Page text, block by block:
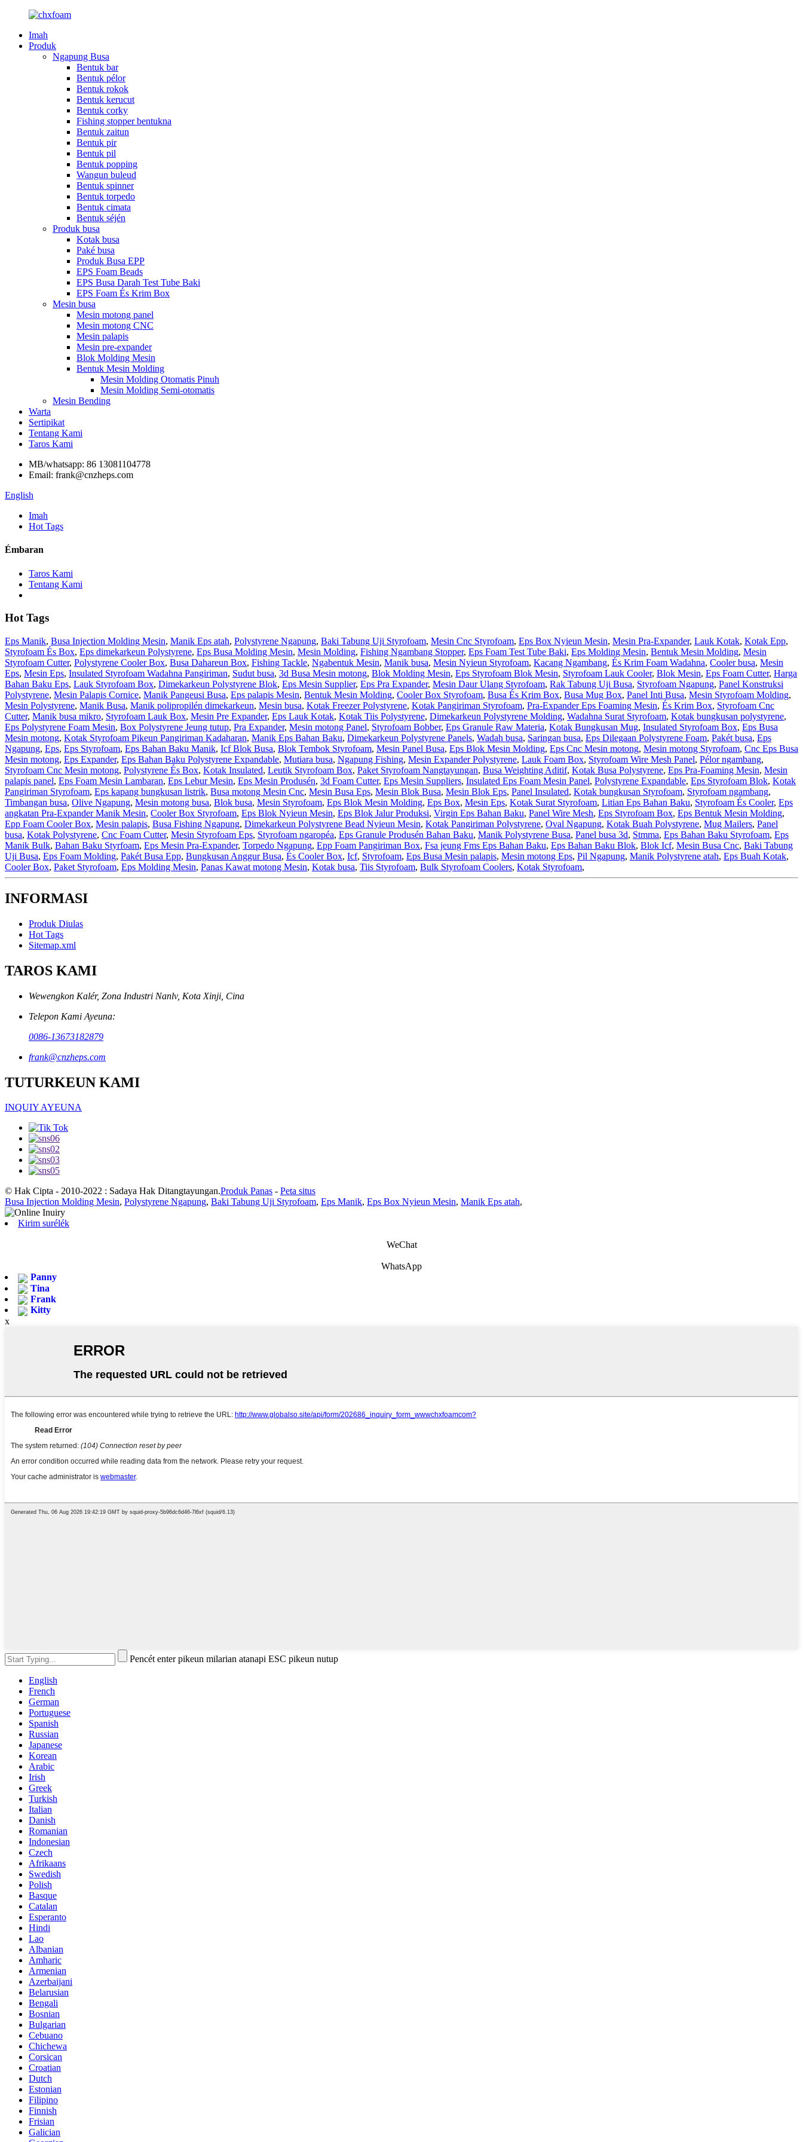
Imah
Produk
Ngapung Busa
Bentuk bar
Bentuk pélor
Bentuk rokok
Bentuk kerucut
Bentuk corky
Fishing stopper bentukna
Bentuk zaitun
Bentuk pir
Bentuk pil
Bentuk popping
Wangun buleud
Bentuk spinner
Bentuk torpedo
Bentuk cimata
Bentuk séjén
Produk busa
Kotak busa
Paké busa
Produk Busa EPP
EPS Foam Beads
EPS Busa Darah Test Tube Baki
EPS Foam És Krim Box
Mesin busa
Mesin motong panel
Mesin motong CNC
Mesin palapis
Mesin pre-expander
Blok Molding Mesin
Bentuk Mesin Molding
Mesin Molding Otomatis Pinuh
Mesin Molding Semi-otomatis
Mesin Bending
Warta
Sertipikat
Tentang Kami
Taros Kami
MB/whatsapp: 86 13081104778
Email: frank@cnzheps.com
English
Imah
Hot Tags
Émbaran
Taros Kami
Tentang Kami
Hot Tags
Eps Manik, Busa Injection Molding Mesin, Manik Eps atah, Polystyrene Ngapung, Baki Tabung Uji Styrofoam, Mesin Cnc Styrofoam, Eps Box Nyieun Mesin, Mesin Pra-Expander, Lauk Kotak, Kotak Epp,
Styrofoam És Box, Eps dimekarkeun Polystyrene, Eps Busa Molding Mesin, Mesin Molding, Fishing Ngambang Stopper, Eps Foam Test Tube Baki, Eps Molding Mesin, Bentuk Mesin Molding, Mesin
Styrofoam Cutter, Polystyrene Cooler Box, Busa Dahareun Box, Fishing Tackle, Ngabentuk Mesin, Manik busa, Mesin Nyieun Styrofoam, Kacang Ngambang, És Krim Foam Wadahna, Cooler busa, Mesin
Eps, Mesin Eps, Insulated Styrofoam Wadahna Pangiriman, Sudut busa, 3d Busa Mesin motong, Blok Molding Mesin, Eps Styrofoam Blok Mesin, Styrofoam Lauk Cooler, Blok Mesin, Eps Foam Cutter, Harga
Bahan Baku Eps, Lauk Styrofoam Box, Dimekarkeun Polystyrene Blok, Eps Mesin Supplier, Eps Pra Expander, Mesin Daur Ulang Styrofoam, Rak Tabung Uji Busa, Styrofoam Ngapung, Panel Konstruksi
Polystyrene, Mesin Palapis Cornice, Manik Pangeusi Busa, Eps palapis Mesin, Bentuk Mesin Molding, Cooler Box Styrofoam, Busa És Krim Box, Busa Mug Box, Panel Inti Busa, Mesin Styrofoam Molding,
Mesin Polystyrene, Manik Busa, Manik polipropilén dimekarkeun, Mesin busa, Kotak Freezer Polystyrene, Kotak Pangiriman Styrofoam, Pra-Expander Eps Foaming Mesin, És Krim Box, Styrofoam Cnc
Cutter, Manik busa mikro, Styrofoam Lauk Box, Mesin Pre Expander, Eps Lauk Kotak, Kotak Tiis Polystyrene, Dimekarkeun Polystyrene Molding, Wadahna Surat Styrofoam, Kotak bungkusan polystyrene,
Eps Polystyrene Foam Mesin, Box Polystyrene Jeung tutup, Pra Expander, Mesin motong Panel, Styrofoam Bobber, Eps Granule Raw Materia, Kotak Bungkusan Mug, Insulated Styrofoam Box, Eps Busa
Mesin motong, Kotak Styrofoam Pikeun Pangiriman Kadaharan, Manik Eps Bahan Baku, Dimekarkeun Polystyrene Panels, Wadah busa, Saringan busa, Eps Dilegaan Polystyrene Foam, Pakét busa, Eps
Ngapung, Eps, Eps Styrofoam, Eps Bahan Baku Manik, Icf Blok Busa, Blok Tembok Styrofoam, Mesin Panel Busa, Eps Blok Mesin Molding, Eps Cnc Mesin motong, Mesin motong Styrofoam, Cnc Eps Busa
Mesin motong, Eps Expander, Eps Bahan Baku Polystyrene Expandable, Mutiara busa, Ngapung Fishing, Mesin Expander Polystyrene, Lauk Foam Box, Styrofoam Wire Mesh Panel, Pélor ngambang,
Styrofoam Cnc Mesin motong, Polystyrene És Box, Kotak Insulated, Leutik Styrofoam Box, Paket Styrofoam Nangtayungan, Busa Weighting Aditif, Kotak Busa Polystyrene, Eps Pra-Foaming Mesin, Mesin
palapis panel, Eps Foam Mesin Lambaran, Eps Lebur Mesin, Eps Mesin Produsén, 3d Foam Cutter, Eps Mesin Suppliers, Insulated Eps Foam Mesin Panel, Polystyrene Expandable, Eps Styrofoam Blok, Kotak
Pangiriman Styrofoam, Eps kapang bungkusan listrik, Busa motong Mesin Cnc, Mesin Busa Eps, Mesin Blok Busa, Mesin Blok Eps, Panel Insulated, Kotak bungkusan Styrofoam, Styrofoam ngambang,
Timbangan busa, Olive Ngapung, Mesin motong busa, Blok busa, Mesin Styrofoam, Eps Blok Mesin Molding, Eps Box, Mesin Eps, Kotak Surat Styrofoam, Litian Eps Bahan Baku, Styrofoam És Cooler, Eps
angkatan Pra-Expander Manik Mesin, Cooler Box Styrofoam, Eps Blok Nyieun Mesin, Eps Blok Jalur Produksi, Virgin Eps Bahan Baku, Panel Wire Mesh, Eps Styrofoam Box, Eps Bentuk Mesin Molding,
Epp Foam Cooler Box, Mesin palapis, Busa Fishing Ngapung, Dimekarkeun Polystyrene Bead Nyieun Mesin, Kotak Pangiriman Polystyrene, Oval Ngapung, Kotak Buah Polystyrene, Mug Mailers, Panel
busa, Kotak Polystyrene, Cnc Foam Cutter, Mesin Styrofoam Eps, Styrofoam ngaropéa, Eps Granule Produsén Bahan Baku, Manik Polystyrene Busa, Panel busa 3d, Stmma, Eps Bahan Baku Styrofoam, Eps
Manik Bulk, Bahan Baku Styrfoam, Eps Mesin Pra-Expander, Torpedo Ngapung, Epp Foam Pangiriman Box, Fsa jeung Fms Eps Bahan Baku, Eps Bahan Baku Blok, Blok Icf, Mesin Busa Cnc, Baki Tabung
Uji Busa, Eps Foam Molding, Pakét Busa Epp, Bungkusan Anggur Busa, És Cooler Box, Icf, Styrofoam, Eps Busa Mesin palapis, Mesin motong Eps, Pil Ngapung, Manik Polystyrene atah, Eps Buah Kotak,
Cooler Box, Paket Styrofoam, Eps Molding Mesin, Panas Kawat motong Mesin, Kotak busa, Tiis Styrofoam, Bulk Styrofoam Coolers, Kotak Styrofoam,
INFORMASI
Produk Diulas
Hot Tags
Sitemap.xml
TAROS KAMI
Wewengkon Kalér, Zona Industri Nanlv, Kota Xinji, Cina
Telepon Kami Ayeuna:
0086-13673182879
frank@cnzheps.com
TUTURKEUN KAMI
INQUIY AYEUNA
© Hak Cipta - 2010-2022 : Sadaya Hak Ditangtayungan.Produk Panas - Peta situs
Busa Injection Molding Mesin, Polystyrene Ngapung, Baki Tabung Uji Styrofoam, Eps Manik, Eps Box Nyieun Mesin, Manik Eps atah,
Kirim surélék
WeChat
WhatsApp
Panny
Tina
Frank
Kitty
x
Pencét enter pikeun milarian atanapi ESC pikeun nutup
English
French
German
Portuguese
Spanish
Russian
Japanese
Korean
Arabic
Irish
Greek
Turkish
Italian
Danish
Romanian
Indonesian
Czech
Afrikaans
Swedish
Polish
Basque
Catalan
Esperanto
Hindi
Lao
Albanian
Amharic
Armenian
Azerbaijani
Belarusian
Bengali
Bosnian
Bulgarian
Cebuano
Chichewa
Corsican
Croatian
Dutch
Estonian
Filipino
Finnish
Frisian
Galician